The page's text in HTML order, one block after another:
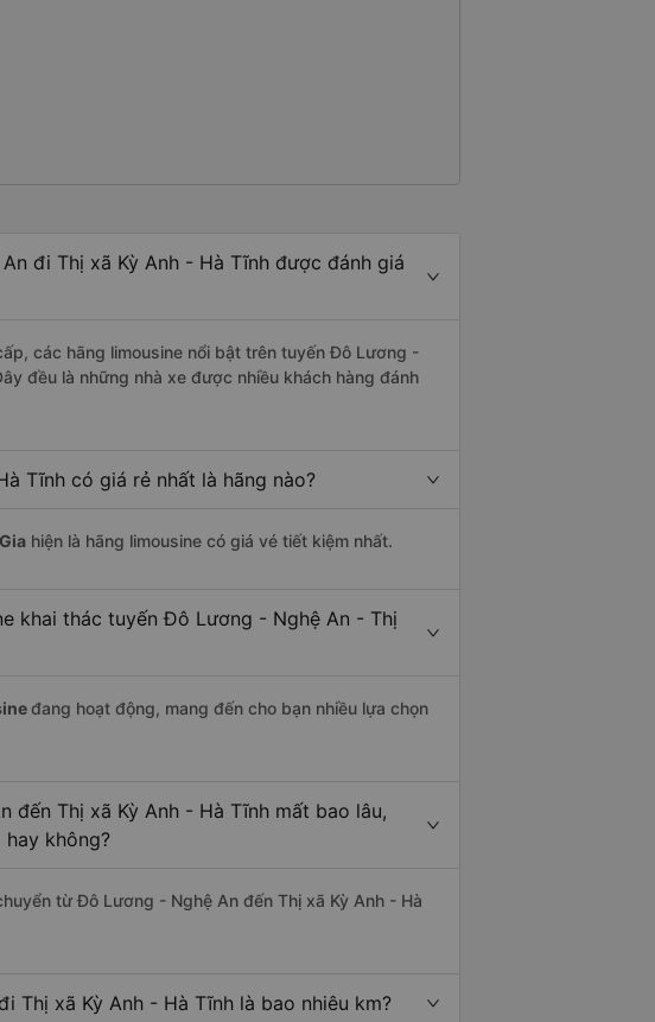
đi Thị xã Kỳ Anh - Hà Tĩnh được đánh giá
các hãng limousine nổi bật trên tuyến Đô Lương -
đều là những nhà xe được nhiều khách hàng đánh
Tĩnh có giá rẻ nhất là hãng nào?
hiện là hãng limousine có giá vé tiết kiệm nhất.
khai thác tuyến Đô Lương - Nghệ An - Thị
đang hoạt động, mang đến cho bạn nhiều lựa chọn
Thị xã Kỳ Anh - Hà Tĩnh mất bao lâu,
không?
từ Đô Lương - Nghệ An đến Thị xã Kỳ Anh - Hà
Thị xã Kỳ Anh - Hà Tĩnh là bao nhiêu km?